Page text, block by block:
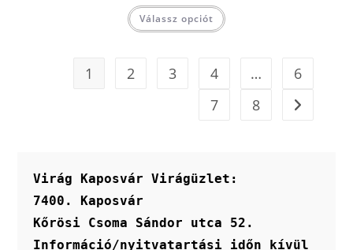
Válassz opciót
1 2 3 4 …
6
7
8
Virág Kaposvár Virágüzlet:
7400. Kaposvár
Kőrösi Csoma Sándor utca 52.
Információ/nyitvatartási időn kívül